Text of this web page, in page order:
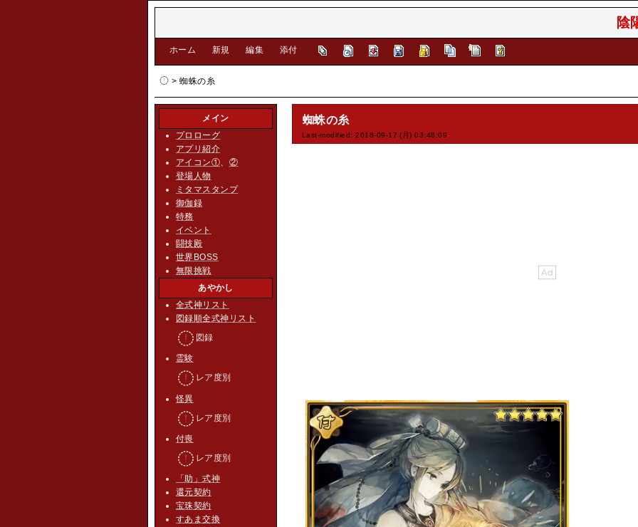
陰
ホーム 新規 編集 添付
> 蜘蛛の糸
蜘蛛の糸
Last-modified: 2018-09-17 (月) 03:48:09
メイン
プロローグ
アプリ紹介
アイコン①、 ②
登場人物
ミタマスタンプ
御伽録
特務
イベント
闘技殿
世界BOSS
無限挑戦
あやかし
全式神リスト
図録順全式神リスト
図録
霊験
レア度別
怪異
レア度別
付喪
レア度別
「助」式神
還元契約
宝珠契約
すあま交換